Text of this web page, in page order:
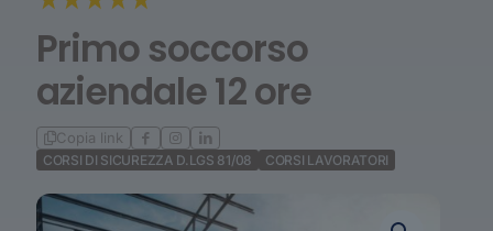
Primo soccorso
aziendale 12 ore
Copia link
CORSI DI SICUREZZA D.LGS 81/08 CORSI LAVORATORI